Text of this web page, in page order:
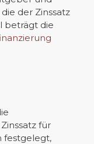
der Zinssatz
beträgt die
für
festgelegt,